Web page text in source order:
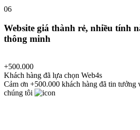
06
Website giá thành rẻ, nhiều tính
thông minh
+500.000
Khách hàng đã lựa chọn Web4s
Cảm ơn +500.000 khách hàng đã tin tưởng
chúng tôi